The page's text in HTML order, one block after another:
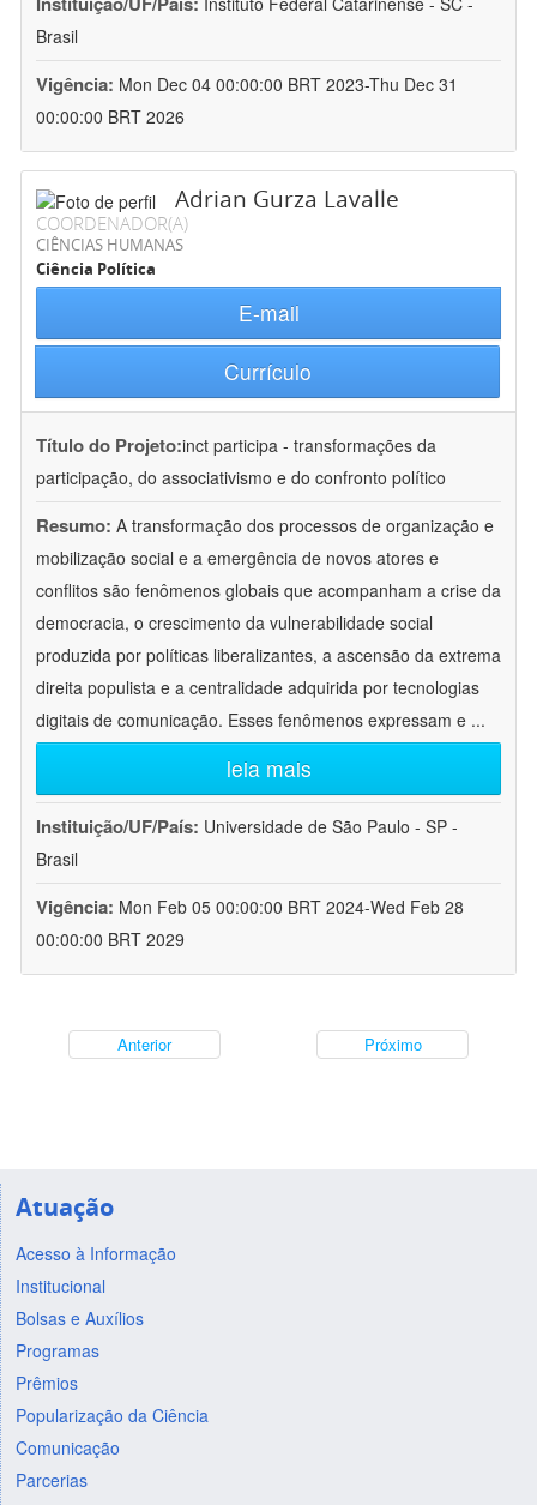
Brasil
Vigência: Mon Dec 04 00:00:00 BRT 2023-Thu Dec 31
00:00:00 BRT 2026
Adrian Gurza Lavalle
COORDENADOR(A)
CIÊNCIAS HUMANAS
Ciência Política
E-mail
Currículo
Título do Projeto:inct participa - transformações da
participação, do associativismo e do confronto político
Resumo: A transformação dos processos de organização e
mobilização social e a emergência de novos atores e
conflitos são fenômenos globais que acompanham a crise da
democracia, o crescimento da vulnerabilidade social
produzida por políticas liberalizantes, a ascensão da extrema
direita populista e a centralidade adquirida por tecnologias
digitais de comunicação. Esses fenômenos expressam e ...
leia mais
Instituição/UF/País: Universidade de São Paulo - SP -
Brasil
Vigência: Mon Feb 05 00:00:00 BRT 2024-Wed Feb 28
00:00:00 BRT 2029
Anterior Próximo
Atuação
Acesso à Informação
Institucional
Bolsas e Auxílios
Programas
Prêmios
Popularização da Ciência
Comunicação
Parcerias